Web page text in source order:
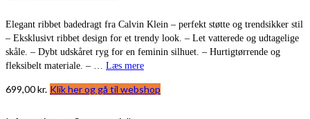
Elegant ribbet badedragt fra Calvin Klein – perfekt støtte og trendsikker stil
– Eksklusivt ribbet design for et trendy look. – Let vatterede og udtagelige
skåle. – Dybt udskåret ryg for en feminin silhuet. – Hurtigtørrende og
fleksibelt materiale. – … Læs mere
699,00kr. Klik her og gå til webshop